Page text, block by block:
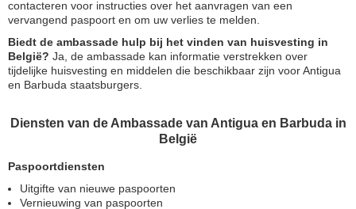
contacteren voor instructies over het aanvragen van een
vervangend paspoort en om uw verlies te melden.
Biedt de ambassade hulp bij het vinden van huisvesting in
België? Ja, de ambassade kan informatie verstrekken over
tijdelijke huisvesting en middelen die beschikbaar zijn voor Antigua
en Barbuda staatsburgers.
Diensten van de Ambassade van Antigua en Barbuda in
België
Paspoortdiensten
Uitgifte van nieuwe paspoorten
Vernieuwing van paspoorten